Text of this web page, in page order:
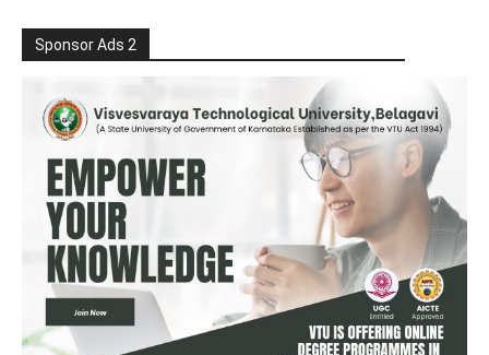
Sponsor Ads 2